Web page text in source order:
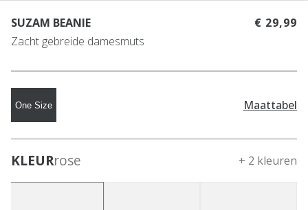
SUZAM BEANIE
Zacht gebreide damesmuts
€ 29,99
One Size Maattabel
KLEURrose + 2 kleuren